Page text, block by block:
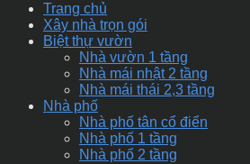
Trang chủ
Xây nhà trọn gói
Biệt thự vườn
Nhà vườn 1 tầng
Nhà mái nhật 2 tầng
Nhà mái thái 2,3 tầng
Nhà phố
Nhà phố tân cổ điển
Nhà phố 1 tầng
Nhà phố 2 tầng